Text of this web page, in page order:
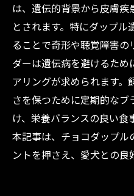
は、遺伝的背景から皮膚
とされます。特にダップ
ることで奇形や聴覚障害
ダーは遺伝病を避けるた
アリングが求められます。
さを保つために定期的な
け、栄養バランスの良い食
本記事は、チョコダップル
ントを押さえ、愛犬との良